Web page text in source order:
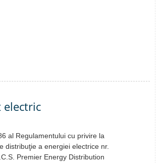
electric
al Regulamentului cu privire la
distribuţie a energiei electrice nr.
Premier Energy Distribution